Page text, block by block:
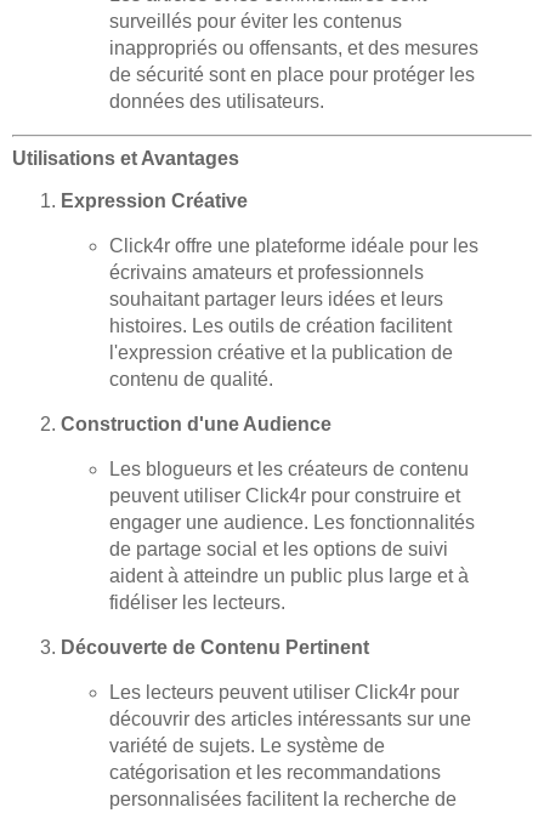
surveillés pour éviter les contenus
inappropriés ou offensants, et des mesures
de sécurité sont en place pour protéger les
données des utilisateurs.
Utilisations et Avantages
Expression Créative
Click4r offre une plateforme idéale pour les
écrivains amateurs et professionnels
souhaitant partager leurs idées et leurs
histoires. Les outils de création facilitent
l'expression créative et la publication de
contenu de qualité.
Construction d'une Audience
Les blogueurs et les créateurs de contenu
peuvent utiliser Click4r pour construire et
engager une audience. Les fonctionnalités
de partage social et les options de suivi
aident à atteindre un public plus large et à
fidéliser les lecteurs.
Découverte de Contenu Pertinent
Les lecteurs peuvent utiliser Click4r pour
découvrir des articles intéressants sur une
variété de sujets. Le système de
catégorisation et les recommandations
personnalisées facilitent la recherche de